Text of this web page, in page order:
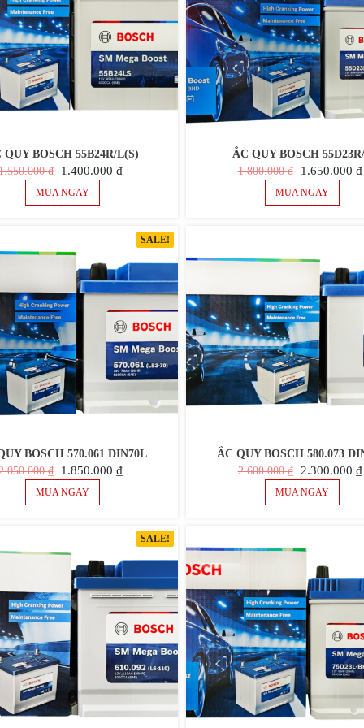
QUY BOSCH 55B24R/L(S)
₫
GIÁ
GỐC
LÀ:
1.400.000 ₫
1.400.000 ₫.
MUA NGAY
ẮC QUY BOSCH
1.800.000₫
GIÁ
GỐC
LÀ:
1.650.000 ₫
MUA NGAY
SALE!
BOSCH 570.061 DIN70L
₫
GIÁ
GỐC
LÀ:
1.850.000 ₫
1.850.000 ₫.
MUA NGAY
ẮC QUY BOSCH 580.073
2.600.000₫
GIÁ
GỐC
LÀ:
2.300.000 ₫
MUA NGAY
SALE!